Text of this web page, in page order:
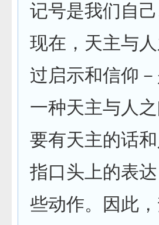
记号是我们自
现在，天主与
过启示和信仰
一种天主与人
要有天主的话
指口头上的表
些动作。因此